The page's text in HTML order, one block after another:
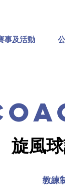
事及活動
旋風
教練